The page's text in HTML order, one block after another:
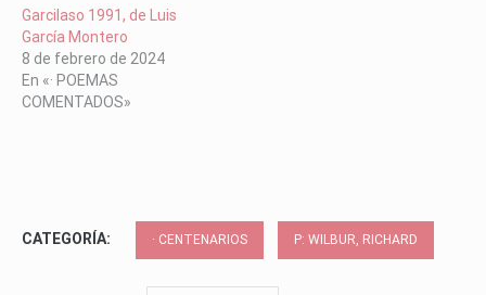
Garcilaso 1991, de Luis
García Montero
8 de febrero de 2024
En «· POEMAS
COMENTADOS»
CATEGORÍA: · CENTENARIOS P: WILBUR, RICHARD